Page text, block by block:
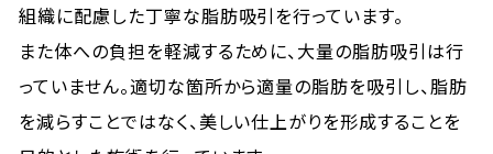
組織に配慮した丁寧な脂肪吸引を行っています。
また体への負担を軽減するために、大量の脂肪吸引は行
っていません。適切な箇所から適量の脂肪を吸引し、脂肪
を減らすことではなく、美しい仕上がりを形成することを